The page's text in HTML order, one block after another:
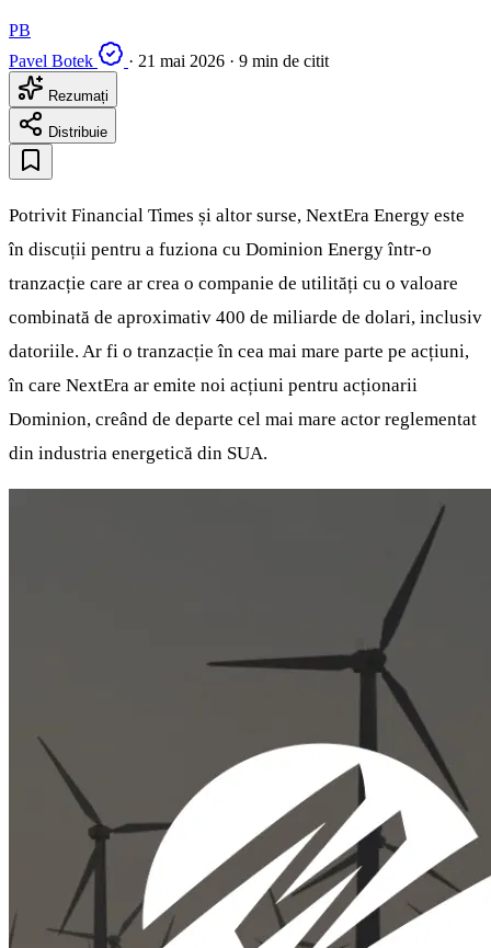
PB
Pavel Botek
· 21 mai 2026 · 9 min de citit
Rezumați
Distribuie
Potrivit Financial Times și altor surse, NextEra Energy este
în discuții pentru a fuziona cu Dominion Energy într-o
tranzacție care ar crea o companie de utilități cu o valoare
combinată de aproximativ 400 de miliarde de dolari, inclusiv
datoriile. Ar fi o tranzacție în cea mai mare parte pe acțiuni,
în care NextEra ar emite noi acțiuni pentru acționarii
Dominion, creând de departe cel mai mare actor reglementat
din industria energetică din SUA.